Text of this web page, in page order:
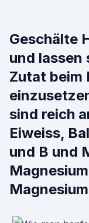
Geschälte
und lassen
Zutat beim
sind reich
Eiweiss,
und B und